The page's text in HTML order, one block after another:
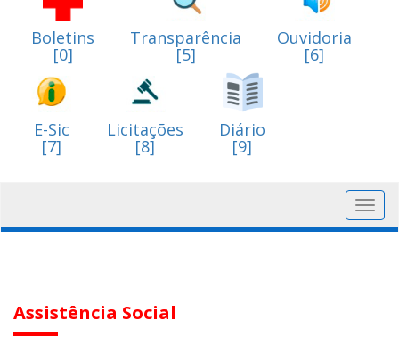
Boletins
[0]
Transparência
[5]
Ouvidoria
[6]
E-Sic
[7]
Licitações
[8]
Diário
[9]
Assistência Social